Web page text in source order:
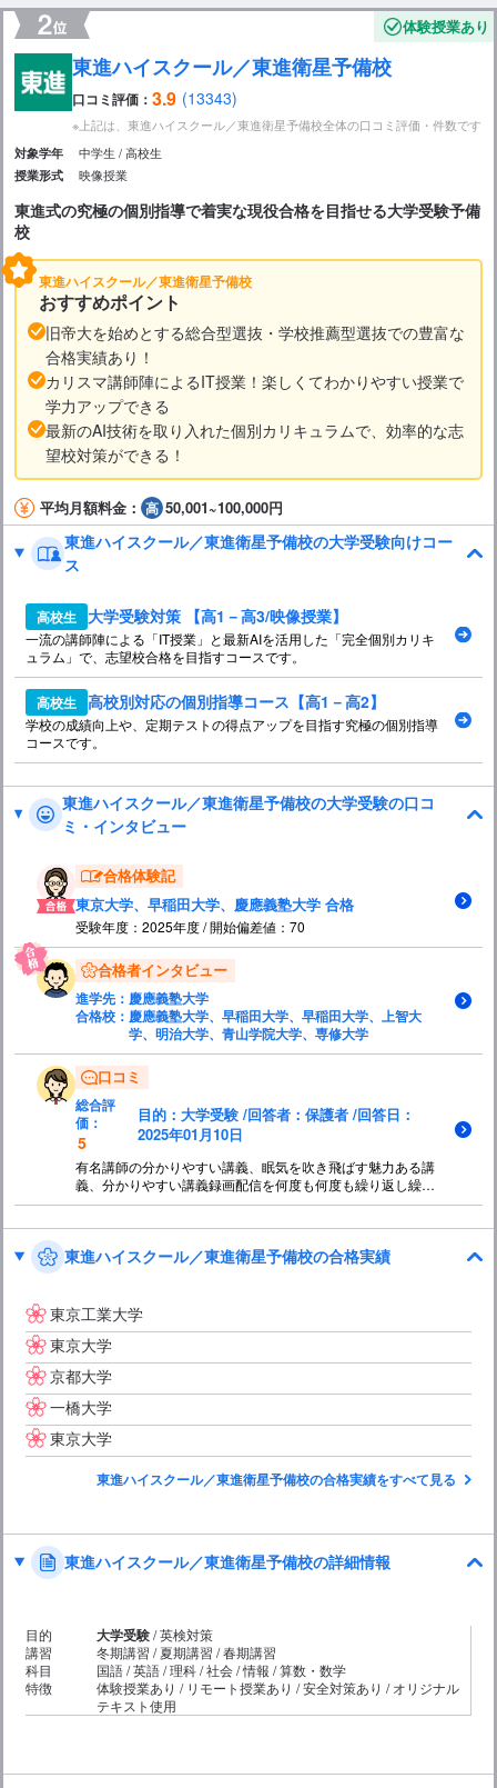
体験授業あり
東進ハイスクール／東進衛星予備校
口コミ評価： 3.9 (13343)
※上記は、東進ハイスクール／東進衛星予備校全体の口コミ評価・件数です
対象学年 中学生 高校生
授業形式 映像授業
東進式の究極の個別指導で着実な現役合格を目指せる大学受験予備
校
東進ハイスクール／東進衛星予備校
おすすめポイント
旧帝大を始めとする総合型選抜・学校推薦型選抜での豊富な
合格実績あり！
カリスマ講師陣によるIT授業！楽しくてわかりやすい授業で
学力アップできる
最新のAI技術を取り入れた個別カリキュラムで、効率的な志
望校対策ができる！
平均月額料金： 50,001~100,000円
東進ハイスクール／東進衛星予備校の大学受験向けコー
ス
高校生 大学受験対策 【高1－高3/映像授業】
一流の講師陣による「IT授業」と最新AIを活用した「完全個別カリキ
ュラム」で、志望校合格を目指すコースです。
高校生 高校別対応の個別指導コース【高1－高2】
学校の成績向上や、定期テストの得点アップを目指す究極の個別指導
コースです。
東進ハイスクール／東進衛星予備校の大学受験の口コ
ミ・インタビュー
合格体験記
東京大学、早稲田大学、慶應義塾大学 合格
受験年度：2025年度 / 開始偏差値：70
合格者インタビュー
進学先： 慶應義塾大学
合格校： 慶應義塾大学、早稲田大学、早稲田大学、上智大
学、明治大学、青山学院大学、専修大学
口コミ
総合評
価：
5
目的：大学受験 /回答者：保護者 /回答日：
2025年01月10日
有名講師の分かりやすい講義、眠気を吹き飛ばす魅力ある講
義、分かりやすい講義録画配信を何度も何度も繰り返し繰り
返しやり続ける習慣の継続する力を養ってくれると思う。 季
味津々だ。
東進ハイスクール／東進衛星予備校の合格実績
東京工業大学
東京大学
京都大学
一橋大学
東京大学
東進ハイスクール／東進衛星予備校の合格実績をすべて見る
東進ハイスクール／東進衛星予備校の詳細情報
目的 大学受験/ 英検対策
講習
冬期講習 / 夏期講習 / 春期講習
科目
国語 / 英語 / 理科 / 社会 / 情報 / 算数・数学
特徴
体験授業あり / リモート授業あり / 安全対策あり / オリジナル
テキスト使用